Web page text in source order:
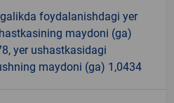
foydalanishdagi yer
maydoni (ga)
yer ushastkasidagi
maydoni (ga) 1,0434